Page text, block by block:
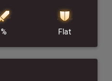
% Flat